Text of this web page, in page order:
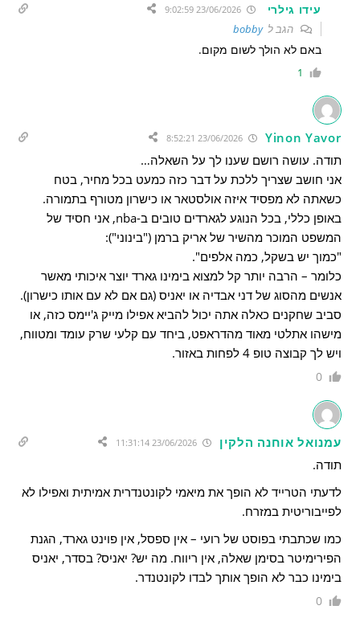
עידו גילרי 23/06/2026 9:02:59
הגב לbobby
באם לא הולך לשום מקום.
1
Yinon Yavor
23/06/2026 8:52:21
תודה. עושה רושם שענו לך על השאלה…
אני חושב שצריך ללכת על דבר כזה כמעט בכל מחיר, בטח
כשאתה לא מפסיד איזה אולסטאר או כישרון מטורף בתמורה.
באופן כללי, בכל הנוגע לגארדים טובים ב-nba, אני חסיד של
המשפט המוכר מהשיר של אריק ברמן ("בינוני"):
"כמוך יש בשקל, כמה אלפים".
כלומר – הרבה יותר קל למצוא בימינו גארד יוצר איכותי מאשר
אנשים מהסוג של דני אבדיה או יאניס (גם אם לא עם אותו כישרון).
סביב שחקנים כאלה אתה יכול להביא אפילו מייק ג'יימס כזה, או
מישהו אתלטי מאוד מהדראפט, ביחד עם קלעי שרק עומד ומטווח,
ויש לך קבוצה טופ 4 לפחות באזור.
0
עמנואל אוחנה הלקין 23/06/2026 11:31:14
תודה.
לדעתי הטרייד לא הופך את מיאמי לקונטנדרית אמיתית ואפילו לא
לפייבוריטית במזרח.
כמו שכתבתי בפוסט של רועי – אין ספסל, אין פוינט גארד, הגנת
הפירימיטר בסימן שאלה, אין ריווח. מה יש? יאניס? בסדר, יאניס
בימינו כבר לא הופך אותך לבדו לקונטנדר.
0